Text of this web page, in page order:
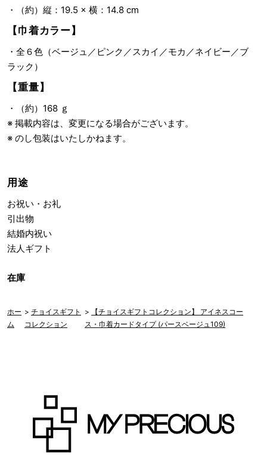
在庫
・（約）縦：19.5 × 横：14.8 cm
【巾着カラー】
・全６色（ベージュ／ピンク／スカイ／モカ／ネイビー／ブ
ラック）
【重量】
・（約）168 ｇ
※ 掲載内容は、変更になる場合がございます。
※ のし包装はいたしかねます。
用途
お祝い・お礼
引出物
結婚内祝い
法人ギフト
ホー
ム
> チョイスギフト
コレクション
>
【チョイスギフトコレクション】 アイネスコー
ス・巾着カードタイプ (パースベージュ109)